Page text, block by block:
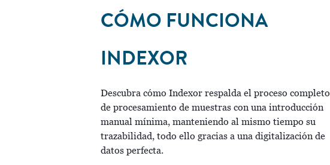
CÓMO FUNCIONA
INDEXOR
Descubra cómo Indexor respalda el proceso completo
de procesamiento de muestras con una introducción
manual mínima, manteniendo al mismo tiempo su
trazabilidad, todo ello gracias a una digitalización de
datos perfecta.